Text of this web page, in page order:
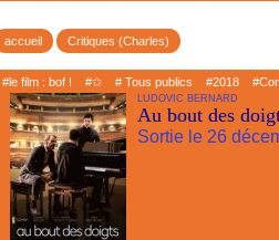
accueil Critiques (Charles)
#le film : bof ! #✩ # Tous publics #2018
LUDOVIC BERNARD
Au bout des
Sortie le 26